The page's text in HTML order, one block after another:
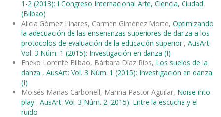
1-2 (2013): I Congreso Internacional Arte, Ciencia, Ciudad
(Bilbao)
Alicia Gómez Linares, Carmen Giménez Morte, Optimizando
la adecuación de las enseñanzas superiores de danza a los
protocolos de evaluación de la educación superior , AusArt:
Vol. 3 Núm. 1 (2015): Investigación en danza (I)
Eneko Lorente Bilbao, Bárbara Díaz Ríos, Los suelos de la
danza , AusArt: Vol. 3 Núm. 1 (2015): Investigación en danza
(I)
Moisés Mañas Carbonell, Marina Pastor Aguilar, Noise into
play , AusArt: Vol. 3 Núm. 2 (2015): Entre la escucha y el
ruido